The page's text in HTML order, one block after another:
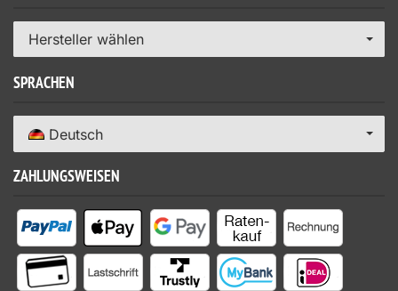
Hersteller wählen
SPRACHEN
Deutsch
ZAHLUNGSWEISEN